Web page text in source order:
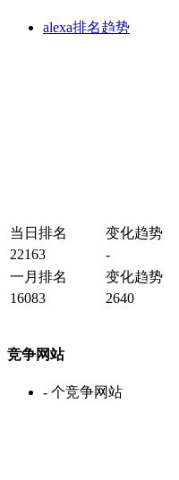
alexa排名趋势
当日排名 变化趋势
22163
-
一月排名
变化趋势
16083
2640
竞争网站
- 个竞争网站